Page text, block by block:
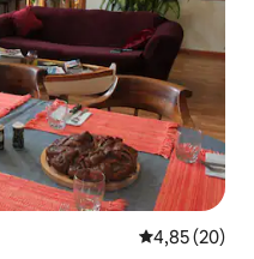
4,85 de uma
4,85 (20)